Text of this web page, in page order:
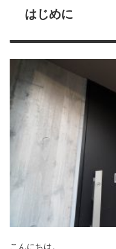
はじめに
こんにちは。